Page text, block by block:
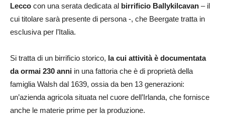
Lecco con una serata dedicata al birrificio Ballykilcavan – il
cui titolare sarà presente di persona -, che Beergate tratta in
esclusiva per l’Italia.
Si tratta di un birrificio storico, la cui attività è documentata
da ormai 230 anni in una fattoria che è di proprietà della
famiglia Walsh dal 1639, ossia da ben 13 generazioni:
un’azienda agricola situata nel cuore dell’Irlanda, che fornisce
anche le materie prime per la produzione.